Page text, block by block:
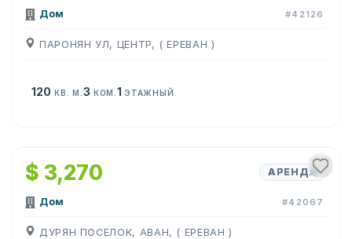
Дом #42126
ПАРОНЯН УЛ, ЦЕНТР, ( ЕРЕВАН )
120 КВ. М. 3 КОМ.1ЭТАЖНЫЙ
$ 3,270 АРЕНДА
Дом #42067
ДУРЯН ПОСЕЛОК, АВАН, ( ЕРЕВАН )